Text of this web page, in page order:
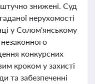
знижені. Суд
нерухомості
у Солом'янському
конкурсних
кроком у захисті
та забезпеченні